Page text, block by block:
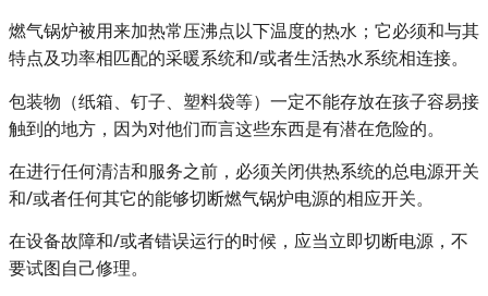
燃气锅炉被用来加热常压沸点以下温度的热水；它必须和与其
特点及功率相匹配的采暖系统和/或者生活热水系统相连接。
包装物（纸箱、钉子、塑料袋等）一定不能存放在孩子容易接
触到的地方，因为对他们而言这些东西是有潜在危险的。
在进行任何清洁和服务之前，必须关闭供热系统的总电源开关
和/或者任何其它的能够切断燃气锅炉电源的相应开关。
在设备故障和/或者错误运行的时候，应当立即切断电源，不
要试图自己修理。